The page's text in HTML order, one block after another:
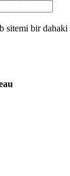
sitemi bir dahaki